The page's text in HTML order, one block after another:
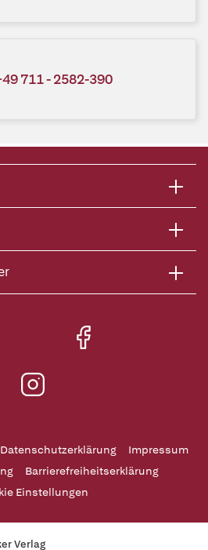
711 - 2582-390
Datenschutzerklärung
Impressum
Barrierefreiheitserklärung
Einstellungen
Verlag